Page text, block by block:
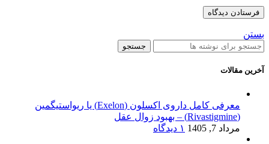
بستن
جستجو
آخرین مقالات
معرفی کامل داروی اکسلون (Exelon) یا ریواستیگمین
(Rivastigmine) – بهبود زوال عقل
مرداد 7, 1405
۱ دیدگاه